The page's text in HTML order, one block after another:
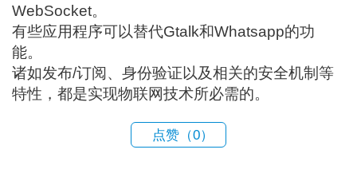
WebSocket。
有些应用程序可以替代Gtalk和Whatsapp的功
能。
诸如发布/订阅、身份验证以及相关的安全机制等
特性，都是实现物联网技术所必需的。
点赞（0）